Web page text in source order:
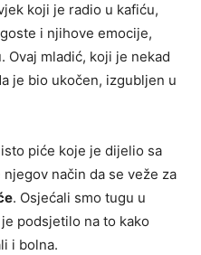
koji je radio u kafiću,
i njihove emocije,
mladić, koji je nekad
je bio ukočen, izgubljen u
piće koje je dijelio sa
način da se veže za
. Osjećali smo tugu u
podsjetilo na to kako
i bolna.